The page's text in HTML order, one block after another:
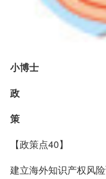
小博士
政
策
【政策点40】
建立海外知识产权风